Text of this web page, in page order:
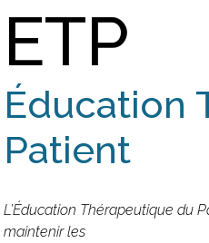
ETP
Éducation
Patient
L’Éducation Thérapeutique du
maintenir les